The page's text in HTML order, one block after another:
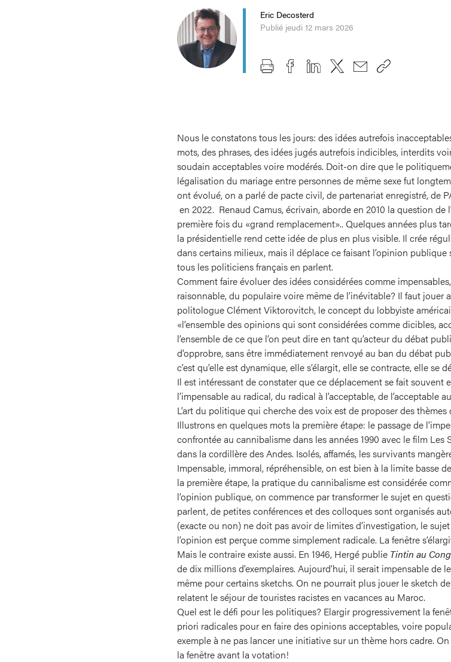
Eric Decosterd
Publié jeudi 12 mars 2026
Nous le constatons tous les jours: des idées autrefois
mots, des phrases, des idées jugés autrefois indicibles, interdits
soudain acceptables voire modérés. Doit-on dire que le
légalisation du mariage entre personnes de même sexe fut
ont évolué, on a parlé de pacte civil, de partenariat enregistré, de
en 2022. Renaud Camus, écrivain, aborde en 2010 la question
première fois du «grand remplacement».. Quelques années plus
la présidentielle rend cette idée de plus en plus visible. Il crée
dans certains milieux, mais il déplace ce faisant l’opinion
tous les politiciens français en parlent.
Comment faire évoluer des idées considérées comme
raisonnable, du populaire voire même de l’inévitable? Il faut jouer
politologue Clément Viktorovitch, le concept du lobbyiste
«l’ensemble des opinions qui sont considérées comme dicibles,
l’ensemble de ce que l’on peut dire en tant qu’acteur du débat
d’opprobre, sans être immédiatement renvoyé au ban du débat
c’est qu’elle est dynamique, elle s’élargit, elle se contracte, elle se
Il est intéressant de constater que ce déplacement se fait souvent
l’impensable au radical, du radical à l’acceptable, de l’acceptable
L’art du politique qui cherche des voix est de proposer des
Illustrons en quelques mots la première étape: le passage de
confrontée au cannibalisme dans les années 1990 avec le film
dans la cordillère des Andes. Isolés, affamés, les survivants
Impensable, immoral, répréhensible, on est bien à la limite basse
la première étape, la pratique du cannibalisme est considérée
l’opinion publique, on commence par transformer le sujet en
parlent, de petites conférences et des colloques sont organisés
(exacte ou non) ne doit pas avoir de limites d’investigation, le
l’opinion est perçue comme simplement radicale. La fenêtre
Mais le contraire existe aussi. En 1946, Hergé publie Tintin au
de dix millions d’exemplaires. Aujourd’hui, il serait impensable de
même pour certains sketchs. On ne pourrait plus jouer le sketch
relatent le séjour de touristes racistes en vacances au Maroc.
Quel est le défi pour les politiques? Elargir progressivement la
priori radicales pour en faire des opinions acceptables, voire
exemple à ne pas lancer une initiative sur un thème hors cadre.
la fenêtre avant la votation!